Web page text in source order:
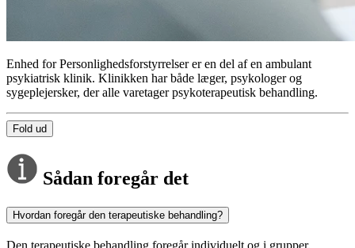
Enhed for Personlighedsforstyrrelser er en del af en ambulant
psykiatrisk klinik. Klinikken har både læger, psykologer og
sygeplejersker, der alle varetager psykoterapeutisk behandling.
Fold ud
Sådan foregår det
Hvordan foregår den terapeutiske behandling?
Den terapeutiske behandling foregår individuelt og i grupper.